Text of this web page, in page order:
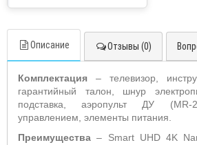
Описание Отзывы (0)
Комплектация – телевизор,
гарантийный талон, шнур
подставка, аэропульт ДУ (MR-
управлением, элементы питания.
Преимущества– Smart UHD4K